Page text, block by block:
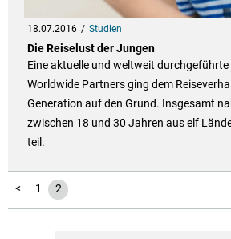
18.07.2016 Studien
Die Reiselust der Jungen
Eine aktuelle und weltweit durchgeführte
Worldwide Partners ging dem
Generation auf den Grund. Insgesamt
zwischen 18 und 30 Jahren aus elf
teil.
< 1 2